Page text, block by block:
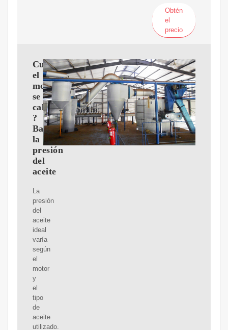
Obtén
el
precio
Cuando
el
motor
se
calienta,
?
Baja
la
presión
del
aceite
La
presión
del
aceite
ideal
varía
según
el
motor
y
el
tipo
de
aceite
utilizado.